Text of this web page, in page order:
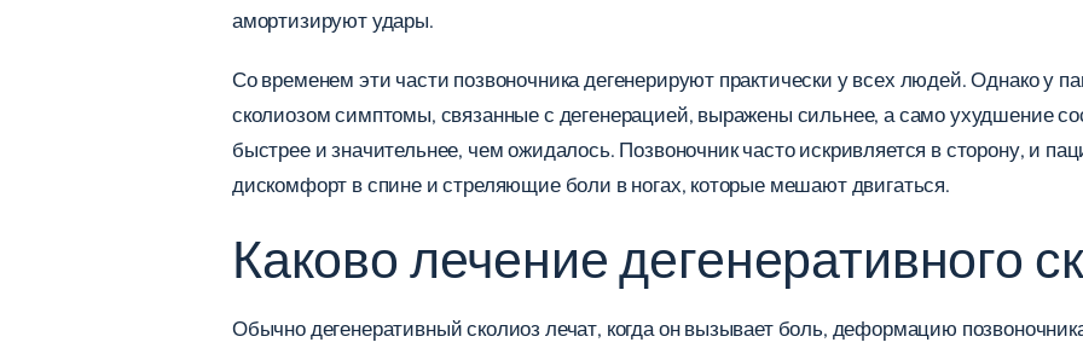
амортизируют удары.
Со временем эти части позвоночника дегенерируют практически у всех людей. Однако у
сколиозом симптомы, связанные с дегенерацией, выражены сильнее, а само ухудшение
быстрее и значительнее, чем ожидалось. Позвоночник часто искривляется в сторону, и
дискомфорт в спине и стреляющие боли в ногах, которые мешают двигаться.
Каково лечение дегенеративного
Обычно дегенеративный сколиоз лечат, когда он вызывает боль, деформацию